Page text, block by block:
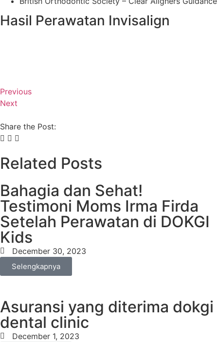
Hasil Perawatan Invisalign
Previous
Next
Share the Post:
Related Posts
Bahagia dan Sehat!
Testimoni Moms Irma Firda
Setelah Perawatan di DOKGI
Kids
December 30, 2023
Selengkapnya
Asuransi yang diterima dokgi
dental clinic
December 1, 2023